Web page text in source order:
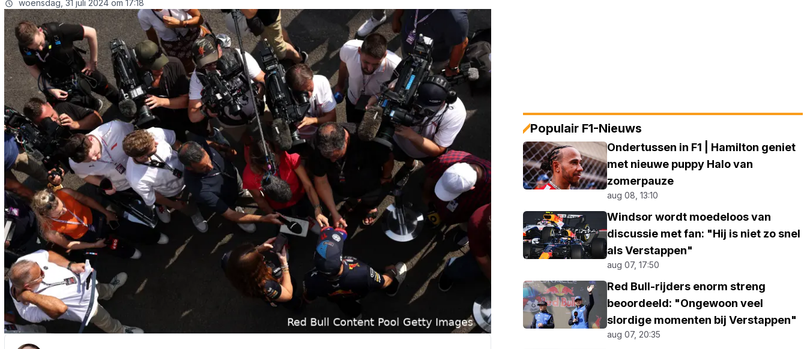
woensdag, 31 juli 2024 om 17:18
Populair F1-Nieuws
Ondertussen in F1 | Hamilton geniet
met nieuwe puppy Halo van
zomerpauze
aug 08, 13:10
Windsor wordt moedeloos van
discussie met fan: "Hij is niet zo snel
als Verstappen"
aug 07, 17:50
Red Bull-rijders enorm streng
beoordeeld: "Ongewoon veel
slordige momenten bij Verstappen"
aug 07, 20:35